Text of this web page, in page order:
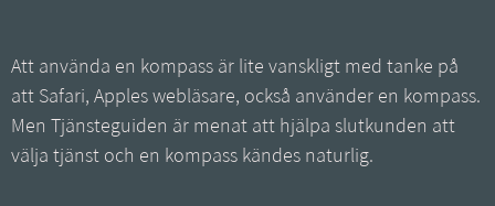
Att använda en kompass är lite vanskligt med tanke på
att Safari, Apples webläsare, också använder en kompass.
Men Tjänsteguiden är menat att hjälpa slutkunden att
välja tjänst och en kompass kändes naturlig.